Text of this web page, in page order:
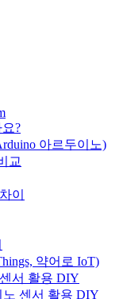
?
아르두이노)
교
이
약어로 IoT)
서 활용 DIY
노 센서 활용 DIY